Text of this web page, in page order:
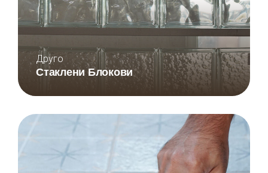
Друго
Стаклени Блокови